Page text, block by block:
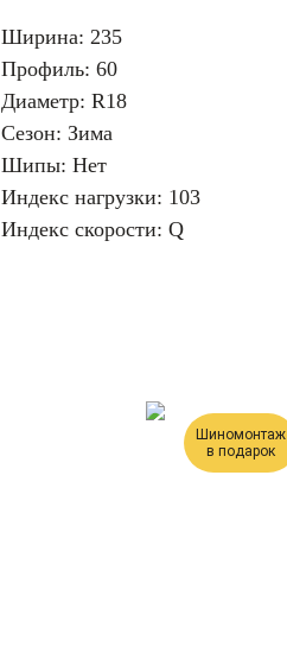
Ширина: 235
Профиль: 60
Диаметр: R18
Сезон: Зима
Шипы: Нет
Индекс нагрузки: 103
Индекс скорости: Q
Шиномонтаж
в подарок